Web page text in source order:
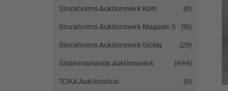
Stockholms Auktionsverk Köln
(6)
Stockholms Auktionsverk Magasin 5
(16)
Stockholms Auktionsverk Sickla
(29)
Södermanlands Auktionsverk
(494)
TOKA Auktionshus
(5)